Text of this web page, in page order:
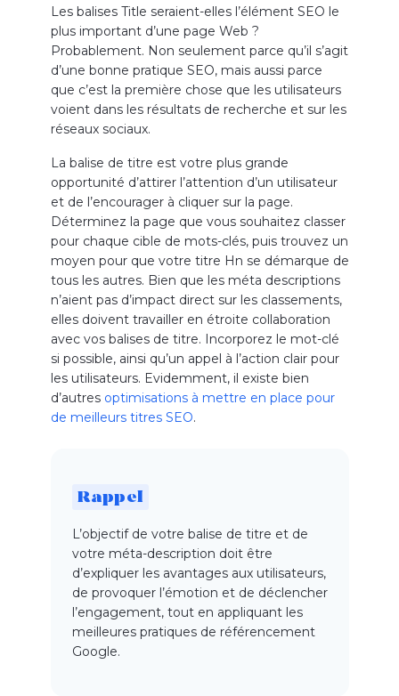
Les balises Title seraient-elles l’élément SEO le
plus important d’une page Web ?
Probablement. Non seulement parce qu’il s’agit
d’une bonne pratique SEO, mais aussi parce
que c’est la première chose que les utilisateurs
voient dans les résultats de recherche et sur les
réseaux sociaux.
La balise de titre est votre plus grande
opportunité d’attirer l’attention d’un utilisateur
et de l’encourager à cliquer sur la page.
Déterminez la page que vous souhaitez classer
pour chaque cible de mots-clés, puis trouvez un
moyen pour que votre titre Hn se démarque de
tous les autres. Bien que les méta descriptions
n’aient pas d’impact direct sur les classements,
elles doivent travailler en étroite collaboration
avec vos balises de titre. Incorporez le mot-clé
si possible, ainsi qu’un appel à l’action clair pour
les utilisateurs. Evidemment, il existe bien
d’autres optimisations à mettre en place pour
de meilleurs titres SEO.
Rappel
L’objectif de votre balise de titre et de
votre méta-description doit être
d’expliquer les avantages aux utilisateurs,
de provoquer l’émotion et de déclencher
l’engagement, tout en appliquant les
meilleures pratiques de référencement
Google.